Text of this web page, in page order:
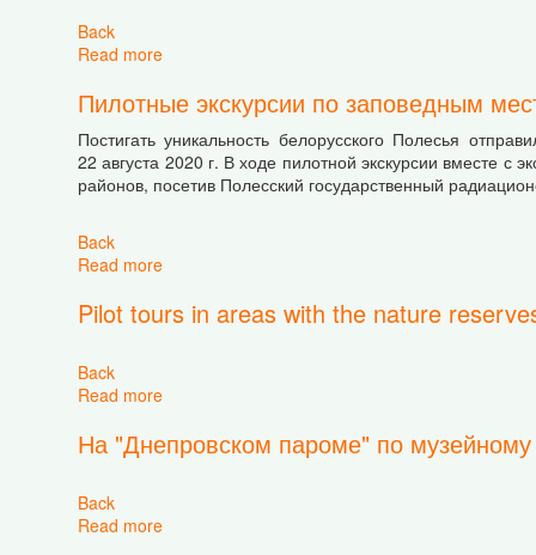
Back
Read more
Пилотные экскурсии по заповедным
Постигать уникальность белорусского Полесья
22 августа 2020 г. В ходе пилотной экскурсии вместе
районов, посетив Полесский государственный
Back
Read more
Pilot tours in areas with the nature
Back
Read more
На "Днепровском пароме" по
Back
Read more